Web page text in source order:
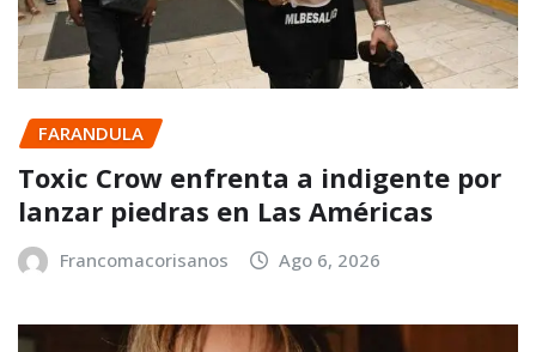
FARANDULA
Toxic Crow enfrenta a indigente por
lanzar piedras en Las Américas
Francomacorisanos Ago 6, 2026